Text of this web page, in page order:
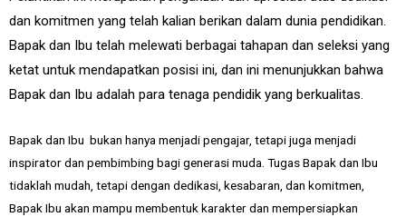
dan komitmen yang telah kalian berikan dalam dunia pendidikan.
Bapak dan Ibu telah melewati berbagai tahapan dan seleksi yang
ketat untuk mendapatkan posisi ini, dan ini menunjukkan bahwa
Bapak dan Ibu adalah para tenaga pendidik yang berkualitas.
Bapak dan Ibu bukan hanya menjadi pengajar, tetapi juga menjadi
inspirator dan pembimbing bagi generasi muda. Tugas Bapak dan Ibu
tidaklah mudah, tetapi dengan dedikasi, kesabaran, dan komitmen,
Bapak Ibu akan mampu membentuk karakter dan mempersiapkan